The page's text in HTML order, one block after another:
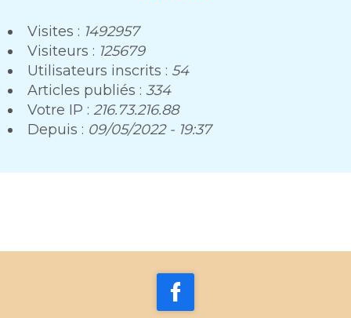
Visites : 1492957
Visiteurs : 125679
Utilisateurs inscrits : 54
Articles publiés : 334
Votre IP : 216.73.216.88
Depuis : 09/05/2022 - 19:37